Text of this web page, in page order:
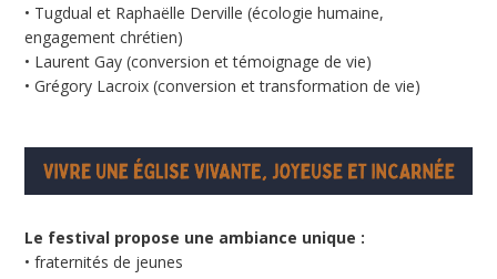
• Tugdual et Raphaëlle Derville (écologie humaine,
engagement chrétien)
• Laurent Gay (conversion et témoignage de vie)
• Grégory Lacroix (conversion et transformation de vie)
Le festival propose une ambiance unique :
• fraternités de jeunes